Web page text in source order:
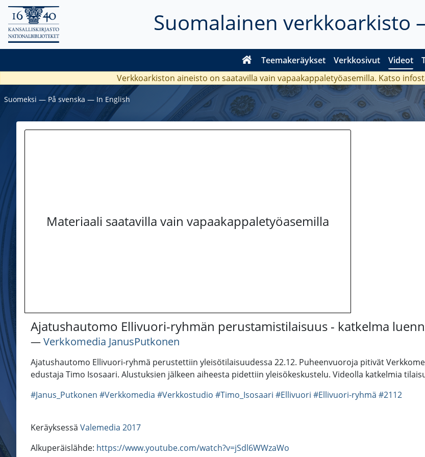
Suomalainen verkkoarkisto
Teemakeräykset Verkkosivut Videot
Verkkoarkiston aineisto on saatavilla vain vapaakappaletyöasemilla. Katso
Suomeksi ― På svenska ― In English
Materiaali saatavilla vain vapaakappaletyöasemilla
Ajatushautomo Ellivuori-ryhmän perustamistilaisuus - katkelma
―Verkkomedia JanusPutkonen
Ajatushautomo Ellivuori-ryhmä perustettiin yleisötilaisuudessa 22.12. Puheenvuoroja pitivät
edustaja Timo Isosaari. Alustuksien jälkeen aiheesta pidettiin yleisökeskustelu. Videolla katkelmia
#Janus_Putkonen #Verkkomedia #Verkkostudio #Timo_Isosaari #Ellivuori #Ellivuori-ryhmä #2112
Keräyksessä Valemedia 2017
Alkuperäislähde: https://www.youtube.com/watch?v=jSdl6WWzaWo